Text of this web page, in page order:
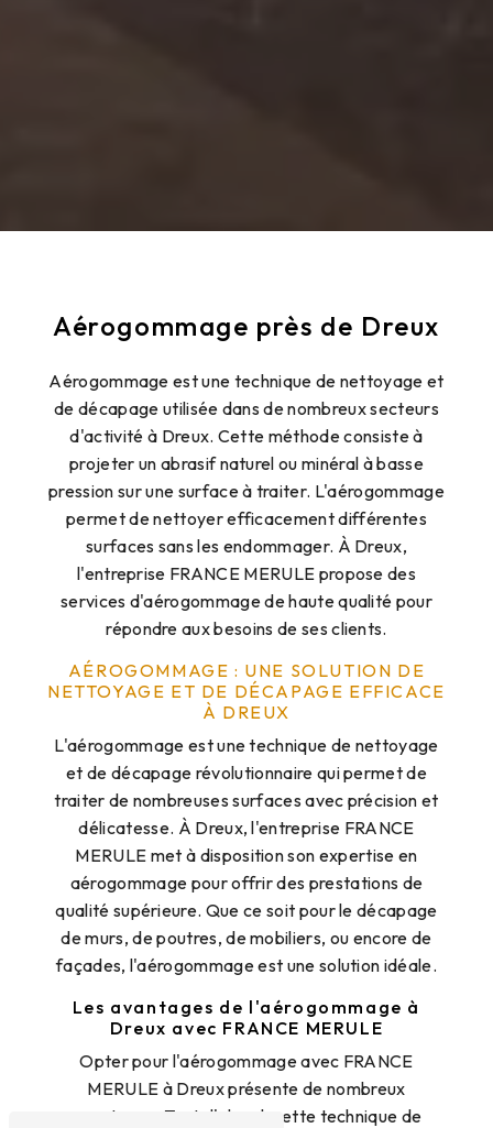
Aérogommage près de Dreux
Aérogommage est une technique de nettoyage et
de décapage utilisée dans de nombreux secteurs
d'activité à Dreux. Cette méthode consiste à
projeter un abrasif naturel ou minéral à basse
pression sur une surface à traiter. L'aérogommage
permet de nettoyer efficacement différentes
surfaces sans les endommager. À Dreux,
l'entreprise FRANCE MERULE propose des
services d'aérogommage de haute qualité pour
répondre aux besoins de ses clients.
AÉROGOMMAGE : UNE SOLUTION DE
NETTOYAGE ET DE DÉCAPAGE EFFICACE
À DREUX
L'aérogommage est une technique de nettoyage
et de décapage révolutionnaire qui permet de
traiter de nombreuses surfaces avec précision et
délicatesse. À Dreux, l'entreprise FRANCE
MERULE met à disposition son expertise en
aérogommage pour offrir des prestations de
qualité supérieure. Que ce soit pour le décapage
de murs, de poutres, de mobiliers, ou encore de
façades, l'aérogommage est une solution idéale.
Les avantages de l'aérogommage à
Dreux avec FRANCE MERULE
Opter pour l'aérogommage avec FRANCE
MERULE à Dreux présente de nombreux
avantages. Tout d'abord, cette technique de